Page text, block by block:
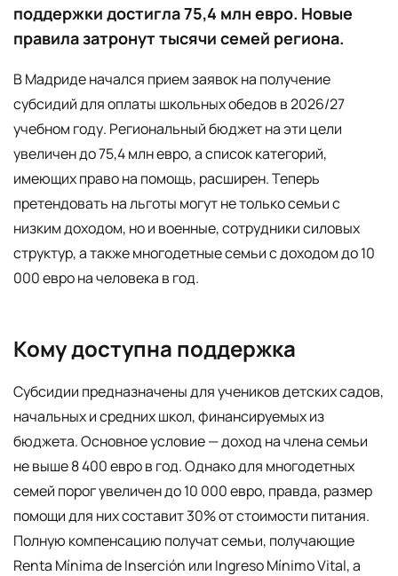
поддержки достигла 75,4 млн евро. Новые
правила затронут тысячи семей региона.
В Мадриде начался прием заявок на получение
субсидий для оплаты школьных обедов в 2026/27
учебном году. Региональный бюджет на эти цели
увеличен до 75,4 млн евро, а список категорий,
имеющих право на помощь, расширен. Теперь
претендовать на льготы могут не только семьи с
низким доходом, но и военные, сотрудники силовых
структур, а также многодетные семьи с доходом до 10
000 евро на человека в год.
Кому доступна поддержка
Субсидии предназначены для учеников детских садов,
начальных и средних школ, финансируемых из
бюджета. Основное условие — доход на члена семьи
не выше 8 400 евро в год. Однако для многодетных
семей порог увеличен до 10 000 евро, правда, размер
помощи для них составит 30% от стоимости питания.
Полную компенсацию получат семьи, получающие
Renta Mínima de Inserción или Ingreso Mínimo Vital, а